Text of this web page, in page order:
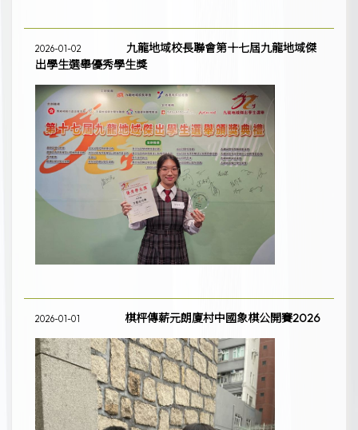
2026-01-02
九龍地域校長聯會第十七屆九龍地域傑
出學生選舉優秀學生獎
2026-01-01 棋枰傳薪元朗廈村中國象棋公開賽2026